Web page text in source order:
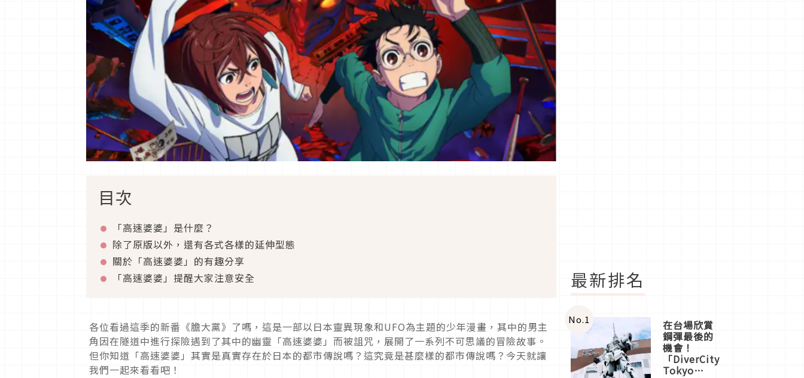
目次
「高速婆婆」是什麼？
除了原版以外，還有各式各樣的延伸型態
關於「高速婆婆」的有趣分享
「高速婆婆」提醒大家注意安全
各位看過這季的新番《膽大黨》了嗎，這是一部以日本靈異現象和UFO為主題的少年漫畫，其中的男主
角因在隧道中進行探險遇到了其中的幽靈「高速婆婆」而被詛咒，展開了一系列不可思議的冒險故事。
但你知道「高速婆婆」其實是真實存在於日本的都市傳說嗎？這究竟是甚麼樣的都市傳說嗎？今天就讓
我們一起來看看吧！
最新排名
No.1 在台場欣賞
鋼彈最後的
機會！
「DiverCity
Tokyo